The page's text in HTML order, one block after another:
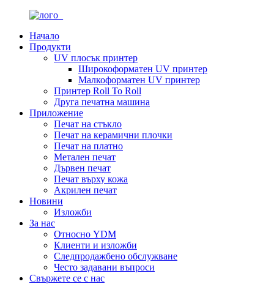
Начало
Продукти
UV плосък принтер
Широкоформатен UV принтер
Малкоформатен UV принтер
Принтер Roll To Roll
Друга печатна машина
Приложение
Печат на стъкло
Печат на керамични плочки
Печат на платно
Метален печат
Дървен печат
Печат върху кожа
Акрилен печат
Новини
Изложби
За нас
Относно YDM
Клиенти и изложби
Следпродажбено обслужване
Често задавани въпроси
Свържете се с нас